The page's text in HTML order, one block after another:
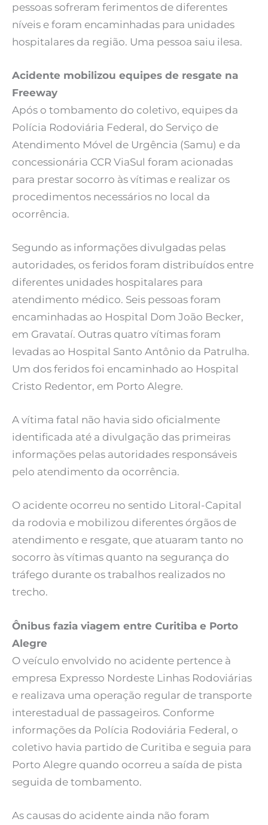
pessoas sofreram ferimentos de diferentes
níveis e foram encaminhadas para unidades
hospitalares da região. Uma pessoa saiu ilesa.
Acidente mobilizou equipes de resgate na
Freeway
Após o tombamento do coletivo, equipes da
Polícia Rodoviária Federal, do Serviço de
Atendimento Móvel de Urgência (Samu) e da
concessionária CCR ViaSul foram acionadas
para prestar socorro às vítimas e realizar os
procedimentos necessários no local da
ocorrência.
Segundo as informações divulgadas pelas
autoridades, os feridos foram distribuídos entre
diferentes unidades hospitalares para
atendimento médico. Seis pessoas foram
encaminhadas ao Hospital Dom João Becker,
em Gravataí. Outras quatro vítimas foram
levadas ao Hospital Santo Antônio da Patrulha.
Um dos feridos foi encaminhado ao Hospital
Cristo Redentor, em Porto Alegre.
A vítima fatal não havia sido oficialmente
identificada até a divulgação das primeiras
informações pelas autoridades responsáveis
pelo atendimento da ocorrência.
O acidente ocorreu no sentido Litoral-Capital
da rodovia e mobilizou diferentes órgãos de
atendimento e resgate, que atuaram tanto no
socorro às vítimas quanto na segurança do
tráfego durante os trabalhos realizados no
trecho.
Ônibus fazia viagem entre Curitiba e Porto
Alegre
O veículo envolvido no acidente pertence à
empresa Expresso Nordeste Linhas Rodoviárias
e realizava uma operação regular de transporte
interestadual de passageiros. Conforme
informações da Polícia Rodoviária Federal, o
coletivo havia partido de Curitiba e seguia para
Porto Alegre quando ocorreu a saída de pista
seguida de tombamento.
As causas do acidente ainda não foram